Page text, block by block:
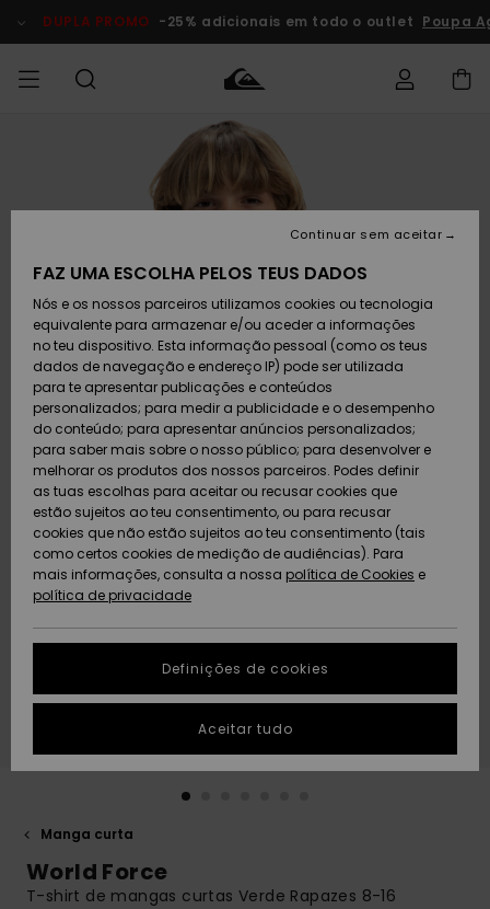
do
DUPLA PROMO -25% adicionais em todo o outlet Poupa
Calçado e
chinelos
Surfe/água
Snow
Artigos
recém-
chegados
Coleções
MENINO
Calçado e
chinelos
Surfe/água
Neve
Artigos
recém-
chegados
Highlights
MULHER
chegados
Highlights
Snow
SURF
Surf Shop
Crianças
Highlights
Community
SNOW
Homem
Artigos
Criança
Snow Shop
Feminino
Highlights
Community
DUPLA
PROMO
Criança
Outlet
Mulher
AJUDA
Acede à tua
encomenda
Devoluções
Pagamento
Cartão
presente
Quiksilver
Freedom
Protecção de
dados
Guia de
tamanhos
conversa para
obteres a
resposta mais
rápida à tua
SUSTAINABILITY
PRESENTE
DESEJO
Manga curta
World Force
T-shirt de mangas curtas Verde Rapazes 8-16
FAZ UMA ESCOLHA PELOS TEUS DADOS
Nós e os nossos parceiros utilizamos cookies ou tecnologia
equivalente para armazenar e/ou aceder a informações
no teu dispositivo. Esta informação pessoal (como os teus
dados de navegação e endereço IP) pode ser utilizada
para te apresentar publicações e conteúdos
personalizados; para medir a publicidade e o desempenho
do conteúdo; para apresentar anúncios personalizados;
para saber mais sobre o nosso público; para desenvolver e
melhorar os produtos dos nossos parceiros. Podes definir
as tuas escolhas para aceitar ou recusar cookies que
estão sujeitos ao teu consentimento, ou para recusar
cookies que não estão sujeitos ao teu consentimento (tais
como certos cookies de medição de audiências). Para
mais informações, consulta a nossa política de Cookies e
política de privacidade
Definições de cookies
Continuar sem aceitar
Aceitar tudo